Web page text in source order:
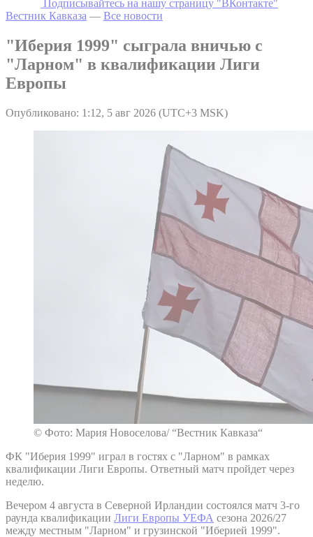
Подписывайтесь на нашу страницу "ВКонтакте"
Вестник Кавказа — Все новости
"Иберия 1999" сыграла вничью с
"Ларном" в квалификации Лиги
Европы
Опубликовано: 1:12, 5 авг 2026 (UTC+3 MSK)
© Фото: Мария Новоселова/ “Вестник Кавказа“
ФК "Иберия 1999" играл в гостях с "Ларном" в рамках
квалификации Лиги Европы. Ответный матч пройдет через
неделю.
Вечером 4 августа в Северной Ирландии состоялся матч 3-го
раунда квалификации Лиги Европы УЕФА сезона 2026/27
между местным "Ларном" и грузинской "Иберией 1999".